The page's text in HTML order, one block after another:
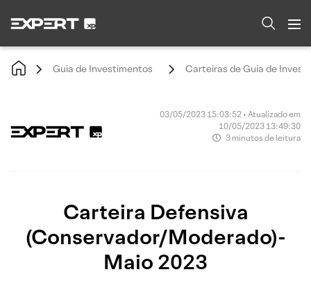
Guia de Investimentos Carteiras de Guia de
03/05/2023 15:03:52 • Atualizado em
10/05/2023 13:49:30
3 minutos de leitura
Carteira Defensiva
(Conservador/Moderado)-
Maio 2023